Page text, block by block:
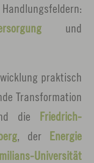
und
praktisch
Transformation
die Friedrich-
, der Energie
Universität